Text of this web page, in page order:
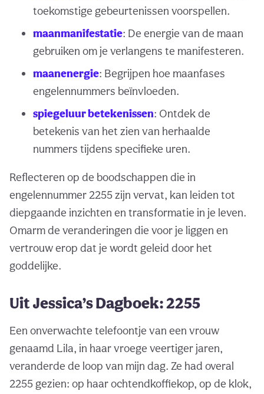
toekomstige gebeurtenissen voorspellen.
maanmanifestatie: De energie van de maan
gebruiken om je verlangens te manifesteren.
maanenergie: Begrijpen hoe maanfases
engelennummers beïnvloeden.
spiegeluur betekenissen: Ontdek de
betekenis van het zien van herhaalde
nummers tijdens specifieke uren.
Reflecteren op de boodschappen die in
engelennummer 2255 zijn vervat, kan leiden tot
diepgaande inzichten en transformatie in je leven.
Omarm de veranderingen die voor je liggen en
vertrouw erop dat je wordt geleid door het
goddelijke.
Uit Jessica’s Dagboek: 2255
Een onverwachte telefoontje van een vrouw
genaamd Lila, in haar vroege veertiger jaren,
veranderde de loop van mijn dag. Ze had overal
2255 gezien: op haar ochtendkoffiekop, op de klok,